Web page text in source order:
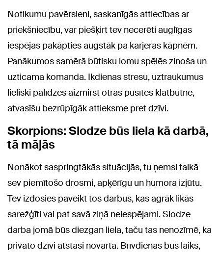
Notikumu pavērsieni, saskanīgās attiecības ar
priekšniecību, var piešķirt tev necerēti auglīgas
iespējas pakāpties augstāk pa karjeras kāpnēm.
Panākumos samērā būtisku lomu spēlēs zinoša un
uzticama komanda. Ikdienas stresu, uztraukumus
lieliski palīdzēs aizmirst otrās pusītes klātbūtne,
atvasīšu bezrūpīgāk attieksme pret dzīvi.
Skorpions: Slodze būs liela kā darbā,
tā mājās
Nonākot saspringtākās situācijās, tu ņemsi talkā
sev piemītošo drosmi, apķērīgu un humora izjūtu.
Tev izdosies paveikt tos darbus, kas agrāk likās
sarežģīti vai pat savā ziņā neiespējami. Slodze
darba jomā būs diezgan liela, taču tas nenozīmē, ka
privāto dzīvi atstāsi novārtā. Brīvdienas būs laiks,